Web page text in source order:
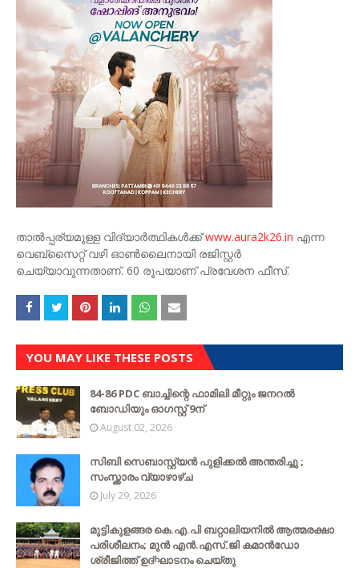
താൽപ്പര്യമുള്ള വിദ്യാർത്ഥികൾക്ക്www.aura2k26.in എന്ന
വെബ്സൈറ്റ് വഴി ഓൺലൈനായി രജിസ്റ്റർ
ചെയ്യാവുന്നതാണ്. 60 രൂപയാണ് പ്രവേശന ഫീസ്.
YOU MAY LIKE THESE POSTS
84-86 PDC ബാച്ചിന്റെ ഫാമിലി മീറ്റും ജനറൽ
ബോഡിയും ഓഗസ്റ്റ് 9ന്
August 02, 2026
സിബി സെബാസ്റ്റ്യന്‍ പുളിക്കല്‍ അന്തരിച്ചു ;
സംസ്ക്കാരം വ്യാഴാഴ്ച
July 29, 2026
മുട്ടികുളങ്ങര കെ.എ.പി ബറ്റാലിയനിൽ ആത്മരക്ഷാ
പരിശീലനം; മുൻ എൻ.എസ്.ജി കമാൻഡോ
ശ്രീജിത്ത് ഉദ്ഘാടനം ചെയ്തു